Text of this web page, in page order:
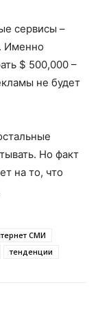
сервисы –
Именно
$ 500,000 –
не будет
Но факт
на то, что
СМИ
тенденции